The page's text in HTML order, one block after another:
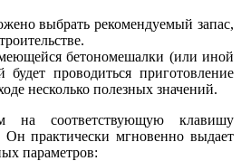
выбрать рекомендуемый запас,
бетономешалки (или иной
будет проводиться приготовление
несколько полезных значений.
на соответствующую клавишу
Он практически мгновенно выдает
параметров: